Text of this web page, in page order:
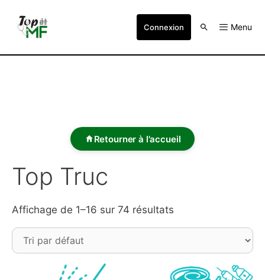
Connexion Menu
Retourner à l'accueil
Top Truc
Affichage de 1–16 sur 74 résultats